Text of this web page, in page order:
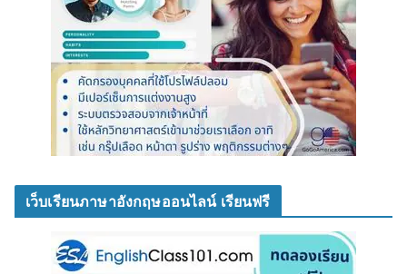
เว็บเรียนภาษาอังกฤษออนไลน์ เรียนฟรี